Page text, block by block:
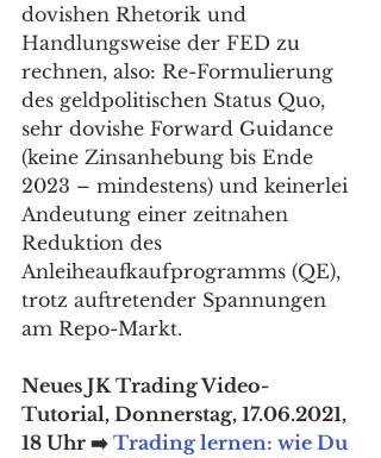
dovishen Rhetorik und
Handlungsweise der FED zu
rechnen, also: Re-Formulierung
des geldpolitischen Status Quo,
sehr dovishe Forward Guidance
(keine Zinsanhebung bis Ende
2023 – mindestens) und keinerlei
Andeutung einer zeitnahen
Reduktion des
Anleiheaufkaufprogramms (QE),
trotz auftretender Spannungen
am Repo-Markt.
Neues JK Trading Video-
Tutorial, Donnerstag, 17.06.2021,
18 Uhr ➡️ Trading lernen: wie Du